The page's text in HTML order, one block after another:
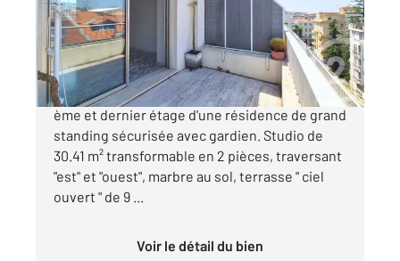
Appartement F1 à vendre
320 000 €
NICE - VICTOR HUGO : Exceptionnel, situé au 8-
ème et dernier étage d'une résidence de grand
standing sécurisée avec gardien. Studio de
30.41 m² transformable en 2 pièces, traversant
"est" et "ouest", marbre au sol, terrasse " ciel
ouvert " de 9 ...
Voir le détail du bien